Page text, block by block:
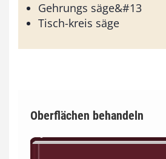
Gehrungs säge&#13
Tisch-kreis säge
Oberflächen behandeln